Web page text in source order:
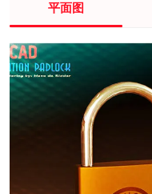
平面图